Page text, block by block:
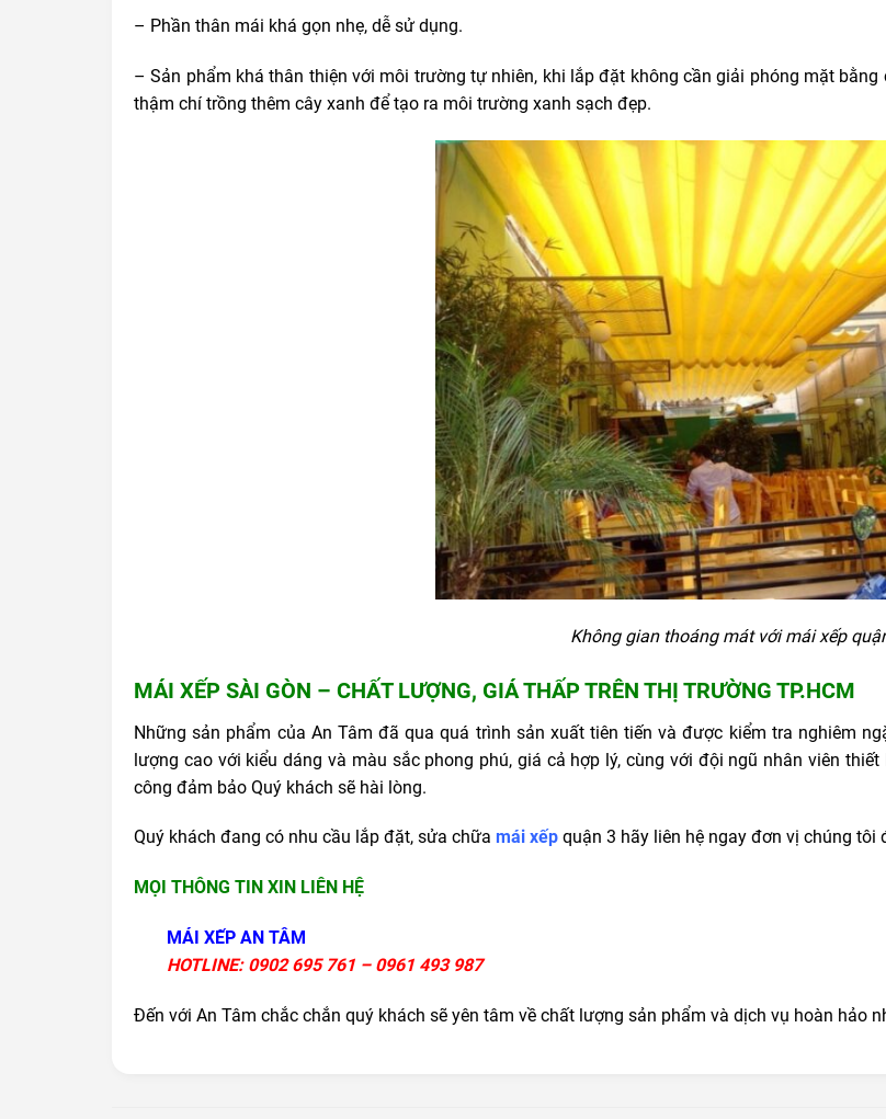
– Phần thân mái khá gọn nhẹ, dễ sử dụng.
– Sản phẩm khá thân thiện với môi trường tự nhiên, khi lắp đặt không cần giải phóng mặt
thậm chí trồng thêm cây xanh để tạo ra môi trường xanh sạch đẹp.
Không gian thoáng mát với mái xếp
MÁI XẾP SÀI GÒN – CHẤT LƯỢNG, GIÁ THẤP TRÊN THỊ TRƯỜNG TP.HCM
Những sản phẩm của An Tâm đã qua quá trình sản xuất tiên tiến và được kiểm tra nghiêm
lượng cao với kiểu dáng và màu sắc phong phú, giá cả hợp lý, cùng với đội ngũ nhân viên
công đảm bảo Quý khách sẽ hài lòng.
Quý khách đang có nhu cầu lắp đặt, sửa chữa mái xếp quận 3 hãy liên hệ ngay đơn vị chúng
MỌI THÔNG TIN XIN LIÊN HỆ
MÁI XẾP AN TÂM
HOTLINE: 0902 695 761 – 0961 493 987
Đến với An Tâm chắc chắn quý khách sẽ yên tâm về chất lượng sản phẩm và dịch vụ hoàn hảo